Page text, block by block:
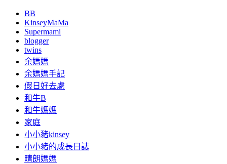
BB
KinseyMaMa
Supermami
blogger
twins
余媽媽
余媽媽手記
假日好去處
和牛B
和牛媽媽
家庭
小小豬kinsey
小小豬的成長日誌
晴朗媽媽